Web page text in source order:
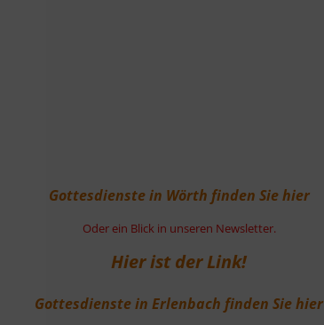
Gottesdienste in Wörth finden Sie hier
Oder ein Blick in unseren Newsletter.
Hier ist der Link!
Gottesdienste in Erlenbach finden Sie hier